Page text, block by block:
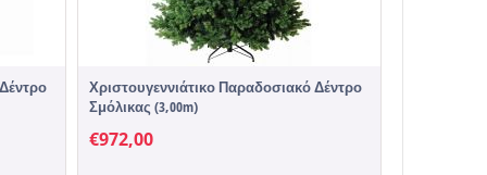
Χριστουγεννιάτικο Παραδοσιακό Δέντρο
Σμόλικας (3,00m)
€972,00